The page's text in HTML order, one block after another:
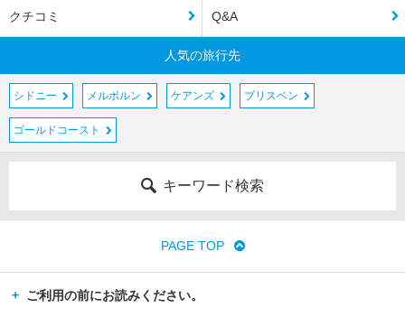
クチコミ Q&A
人気の旅行先
シドニー メルボルン ケアンズ ブリスベン
ゴールドコースト
キーワード検索
PAGE TOP
ご利用の前にお読みください。